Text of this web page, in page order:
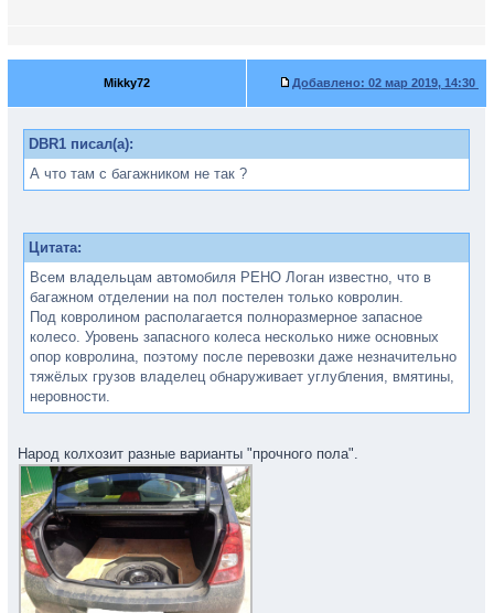
Mikky72 Добавлено: 02 мар 2019, 14:30
DBR1 писал(а):
А что там с багажником не так ?
Цитата:
Всем владельцам автомобиля РЕНО Логан известно, что в
багажном отделении на пол постелен только ковролин.
Под ковролином располагается полноразмерное запасное
колесо. Уровень запасного колеса несколько ниже основных
опор ковролина, поэтому после перевозки даже незначительно
тяжёлых грузов владелец обнаруживает углубления, вмятины,
неровности.
Народ колхозит разные варианты "прочного пола".